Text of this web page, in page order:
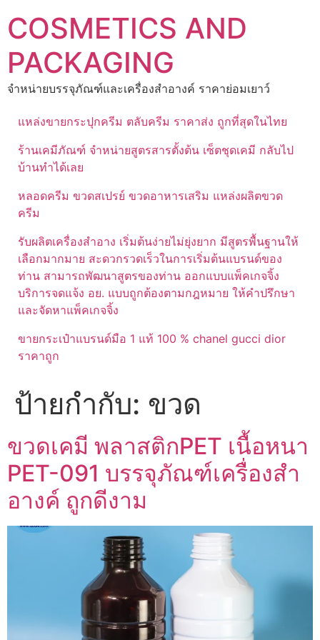
to
content
COSMETICS AND
PACKAGING
จำหน่ายบรรจุภัณฑ์และเครื่องสำอางค์ ราคาย่อมเยาว์
แหล่งขายกระปุกครีม ตลับครีม ราคาส่ง ถูกที่สุดในไทย
ร้านเคมีภัณฑ์ จำหน่ายสูตรสารตั้งต้น เซ็ตชุดเคมี กลับไป
บ้านทำได้เลย
หลอดครีม ขวดสเปรย์ ขวดอาหารเสริม แหล่งผลิตขวด
ครีม
รับผลิตเครื่องสำอาง เริ่มต้นง่ายไม่ยุ่งยาก มีสูตรพื้นฐานให้
เลือกมากมาย สะดวกรวดเร็วในการเริ่มต้นแบรนด์ของ
ท่าน สามารถพัฒนาสูตรของท่าน ออกแบบแพ็คเกจจิ้ง
บริการจดแจ้ง อย. แบบถูกต้องตามกฎหมาย ให้คำปรึกษา
และจัดหาแพ็คเกจจิ้ง
ขายกระเป๋าแบรนด์มือ 1 แท้ 100 % chanel gucci dior
ราคาถูก
ป้ายกำกับ: ขวด
ขวดเคมี พลาสติกPET เนื้อหนา
PET-091 บรรจุภัณฑ์เครื่องสำ
อางค์ ถูกดีงาม